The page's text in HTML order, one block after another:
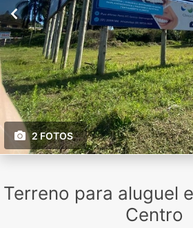
2 FOTOS
Terreno para aluguel
Centro